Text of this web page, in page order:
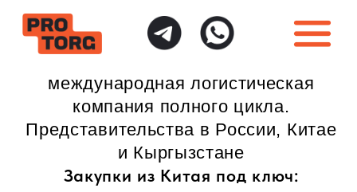
Представительства в России, Китае
и Кыргызстане
Закупки из Китая под ключ:
проверим поставщиков, оформим
документы и доставим товар.
Оставьте заявку прямо сейчас!